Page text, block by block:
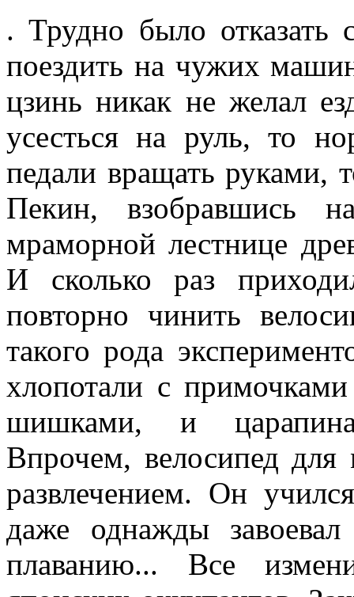
. Трудно было отказать
поездить на чужих
цзинь никак не желал
усесться на руль, то
педа­ли вращать руками,
Пекин, взо­бравшись
мраморной лестнице
И сколько раз
повторно чи­нить
такого рода
хлопотали с
шишками, и
Впрочем, велосипед для
раз­влечением. Он
даже однажды
плаванию... Все